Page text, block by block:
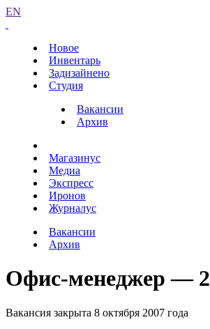
EN
Новое
Инвентарь
Задизайнено
Студия
Вакансии
Архив
Магазинус
Медиа
Экспресс
Иронов
Журналус
Вакансии
Архив
Офис-менеджер — 2
Вакансия закрыта 8 октября 2007 года